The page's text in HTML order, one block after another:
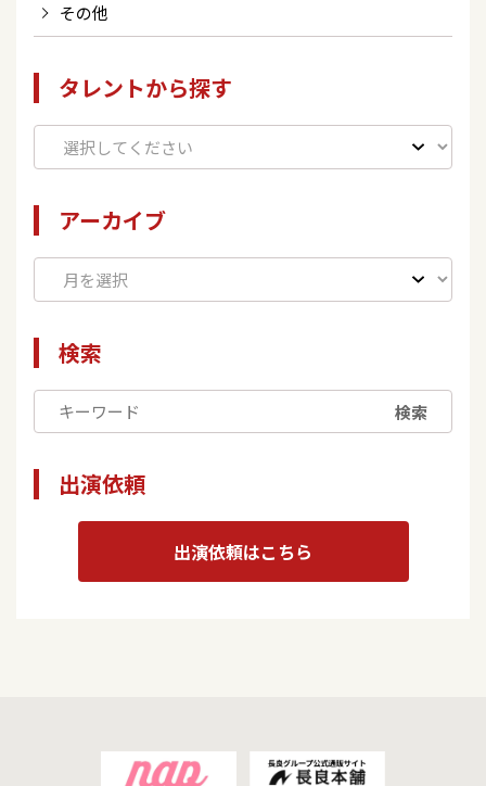
その他
タレントから探す
アーカイブ
検索
検索
出演依頼
出演依頼はこちら